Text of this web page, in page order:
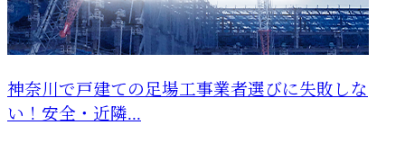
神奈川で戸建ての足場工事業者選びに失敗しな
い！安全・近隣...